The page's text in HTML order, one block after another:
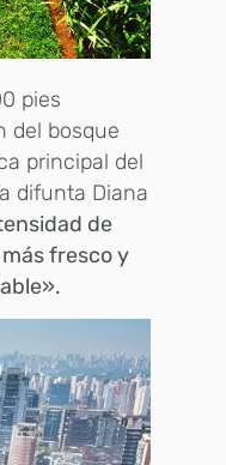
pies
del bosque
principal del
difunta Diana
de
fresco y